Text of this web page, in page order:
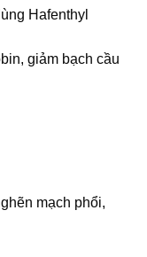
Hafenthyl
giảm bạch cầu
mạch phổi,